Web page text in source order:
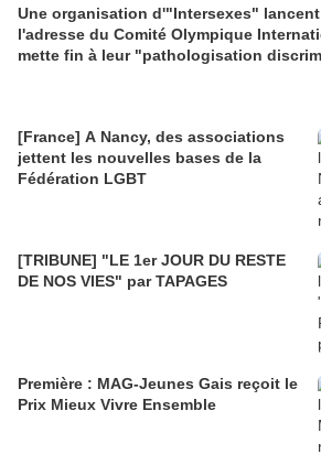
Une organisation d'"Intersexes"
l'adresse du Comité Olympique
mette fin à leur "pathologisation
[France] A Nancy, des associations
jettent les nouvelles bases de la
Fédération LGBT
[TRIBUNE] "LE 1er JOUR DU RESTE
DE NOS VIES" par TAPAGES
Première : MAG-Jeunes Gais reçoit le
Prix Mieux Vivre Ensemble